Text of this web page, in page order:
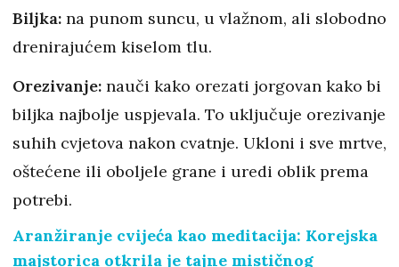
Biljka: na punom suncu, u vlažnom, ali slobodno
drenirajućem kiselom tlu.
Orezivanje: nauči kako orezati jorgovan kako bi
biljka najbolje uspjevala. To uključuje orezivanje
suhih cvjetova nakon cvatnje. Ukloni i sve mrtve,
oštećene ili oboljele grane i uredi oblik prema
potrebi.
Aranžiranje cvijeća kao meditacija: Korejska
majstorica otkrila je tajne mističnog